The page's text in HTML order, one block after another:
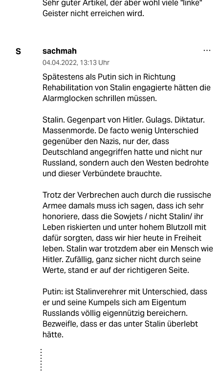
Sehr guter Artikel, der aber wohl viele "linke"
Geister nicht erreichen wird.
S sachmah
04.04.2022, 13:13 Uhr
Spätestens als Putin sich in Richtung
Rehabilitation von Stalin engagierte hätten die
Alarmglocken schrillen müssen.
Stalin. Gegenpart von Hitler. Gulags. Diktatur.
Massenmorde. De facto wenig Unterschied
gegenüber den Nazis, nur der, dass
Deutschland angegriffen hatte und nicht nur
Russland, sondern auch den Westen bedrohte
und dieser Verbündete brauchte.
Trotz der Verbrechen auch durch die russische
Armee damals muss ich sagen, dass ich sehr
honoriere, dass die Sowjets / nicht Stalin/ ihr
Leben riskierten und unter hohem Blutzoll mit
dafür sorgten, dass wir hier heute in Freiheit
leben. Stalin war trotzdem aber ein Mensch wie
Hitler. Zufällig, ganz sicher nicht durch seine
Werte, stand er auf der richtigeren Seite.
Putin: ist Stalinverehrer mit Unterschied, dass
er und seine Kumpels sich am Eigentum
Russlands völlig eigennützig bereichern.
Bezweifle, dass er das unter Stalin überlebt
hätte.